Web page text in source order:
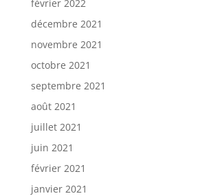
février 2022
décembre 2021
novembre 2021
octobre 2021
septembre 2021
août 2021
juillet 2021
juin 2021
février 2021
janvier 2021